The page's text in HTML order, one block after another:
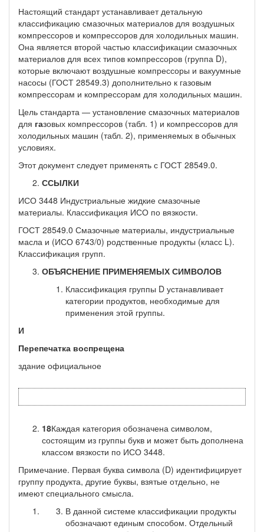
Настоящий стандарт устанавливает детальную
классификацию смазочных материалов для воздушных
компрессоров и компрес­соров для холодильных машин.
Она является второй частью клас­сификации смазочных
материалов для всех типов компрессоров (группа D),
которые включают воздушные компрессоры и вакуум­ные
насосы (ГОСТ 28549.3) дополнительно к газовым
компрессо­рам и компрессорам для холодильных машин.
Цель стандарта — установление смазочных материалов
для га­зовых компрессоров (табл. 1) и компрессоров для
холодильных машин (табл. 2), применяемых в обычных
условиях.
Этот документ следует применять с ГОСТ 28549.0.
ССЫЛКИ
ИСО 3448 Индустриальные жидкие смазочные
материалы. Классификация ИСО по вязкости.
ГОСТ 28549.0 Смазочные материалы, индустриальные
масла и (ИСО 6743/0) родственные продукты (класс L).
Классификация групп.
ОБЪЯСНЕНИЕ ПРИМЕНЯЕМЫХ СИМВОЛОВ
Классификация группы D устанавливает
категории продук­тов, необходимые для
применения этой группы.
И
Перепечатка воспрещена
здание официальное
18Каждая категория обозначена символом,
состоящим из группы букв и может быть дополнена
классом вязкости по ИСО 3448.
Примечание. Первая буква символа (D) идентифицирует
группу про­дукта, другие буквы, взятые отдельно, не
имеют специального смысла.
В данной системе классификации продукты
обозначают единым способом. Отдельный